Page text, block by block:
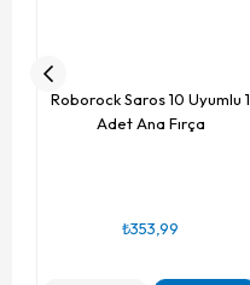
Roborock Saros 10 Uyumlu 1
Adet Ana Fırça
₺353,99